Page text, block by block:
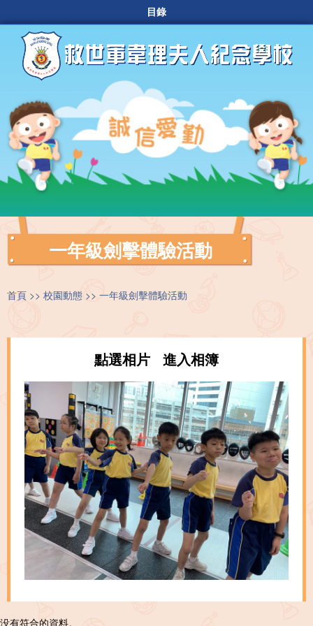
目錄
一年級劍擊體驗活動
首頁 校園動態 一年級劍擊體驗活動
點選相片 進入相簿
没有符合的資料。